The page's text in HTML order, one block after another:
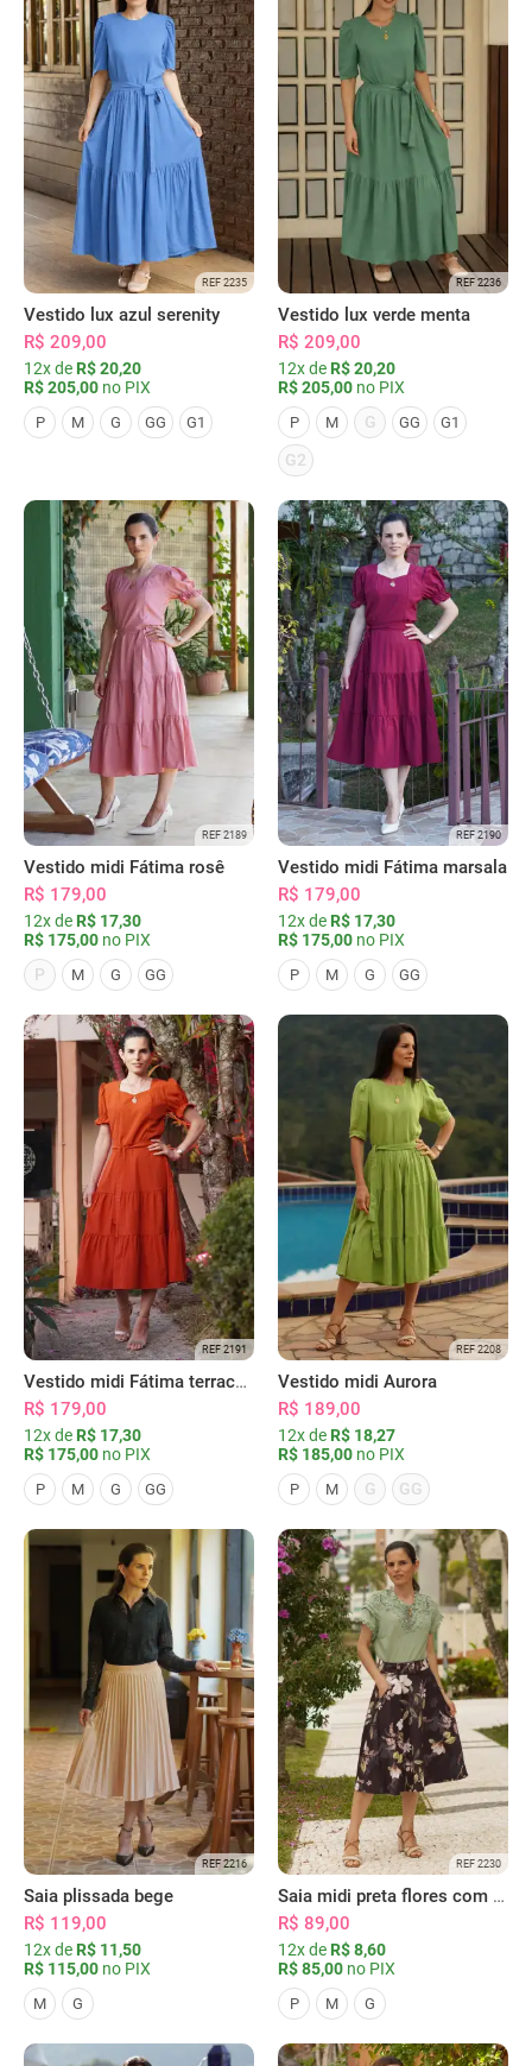
REF 2235
Vestido lux azul serenity
R$ 209,00
12x de R$ 20,20
R$ 205,00 no PIX
P M G GG G1
REF 2236
Vestido lux verde menta
R$ 209,00
12x de R$ 20,20
R$ 205,00 no PIX
P M G GG G1
G2
REF 2189
Vestido midi Fátima rosê
R$ 179,00
12x de R$ 17,30
R$ 175,00 no PIX
P
M G GG
REF 2190
Vestido midi Fátima marsala
R$ 179,00
12x de R$ 17,30
R$ 175,00 no PIX
P M G GG
REF 2191
Vestido midi Fátima terracota
R$ 179,00
12x de R$ 17,30
R$ 175,00 no PIX
P M G GG
REF 2208
Vestido midi Aurora
R$ 189,00
12x de R$ 18,27
R$ 185,00 no PIX
P M G GG
REF 2216
Saia plissada bege
R$ 119,00
12x de R$ 11,50
R$ 115,00 no PIX
M G
REF 2230
Saia midi preta flores com bolsos
R$ 89,00
12x de R$ 8,60
R$ 85,00 no PIX
P M G